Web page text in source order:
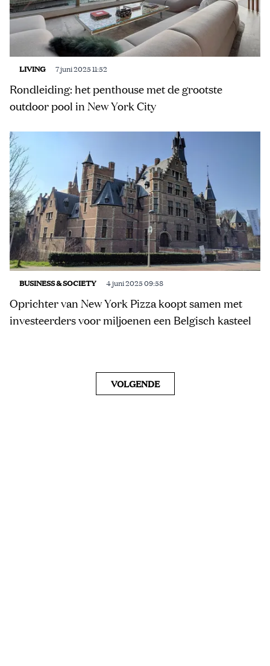
LIVING 7 juni 2025 11:52
Rondleiding: het penthouse met de grootste
outdoor pool in New York City
BUSINESS & SOCIETY 4 juni 2025 09:58
Oprichter van New York Pizza koopt samen met
investeerders voor miljoenen een Belgisch kasteel
VOLGENDE